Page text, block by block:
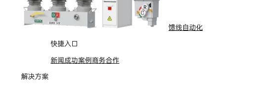
馈线自动化
快捷入口
新闻成功案例商务合作
解决方案
限公司 All Rights Reserved浙ICP备09002778号-1